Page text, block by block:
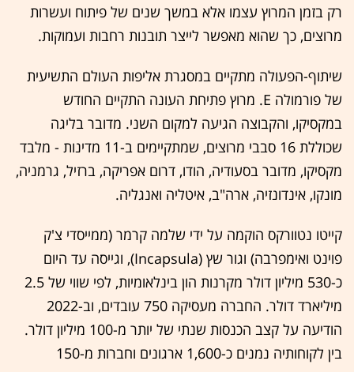
רק בזמן המרוץ עצמו אלא במשך שנים של פיתוח ועשרות
מרוצים, כך שהוא מאפשר לייצר תובנות רחבות ועמוקות.
שיתוף-הפעולה מתקיים במסגרת אליפות העולם התשיעית
של פורמולה E. מרוץ פתיחת העונה התקיים החודש
במקסיקו, והקבוצה הגיעה למקום השני. מדובר בליגה
שכוללת 16 סבבי מרוצים, שמתקיימים ב-11 מדינות - מלבד
מקסיקו, מדובר בסעודיה, הודו, דרום אפריקה, ברזיל, גרמניה,
מונקו, אינדונזיה, ארה"ב, איטליה ואנגליה.
קייטו נטוורקס הוקמה על ידי שלמה קרמר (ממייסדי צ'ק
פוינט ואימפרבה) וגור שץ (Incapsula), וגייסה עד היום
כ-530 מיליון דולר מקרנות הון בינלאומיות, לפי שווי של 2.5
מיליארד דולר. החברה מעסיקה 750 עובדים, וב-2022
הודיעה על קצב הכנסות שנתי של יותר מ-100 מיליון דולר.
בין לקוחותיה נמנים כ-1,600 ארגונים וחברות מ-150